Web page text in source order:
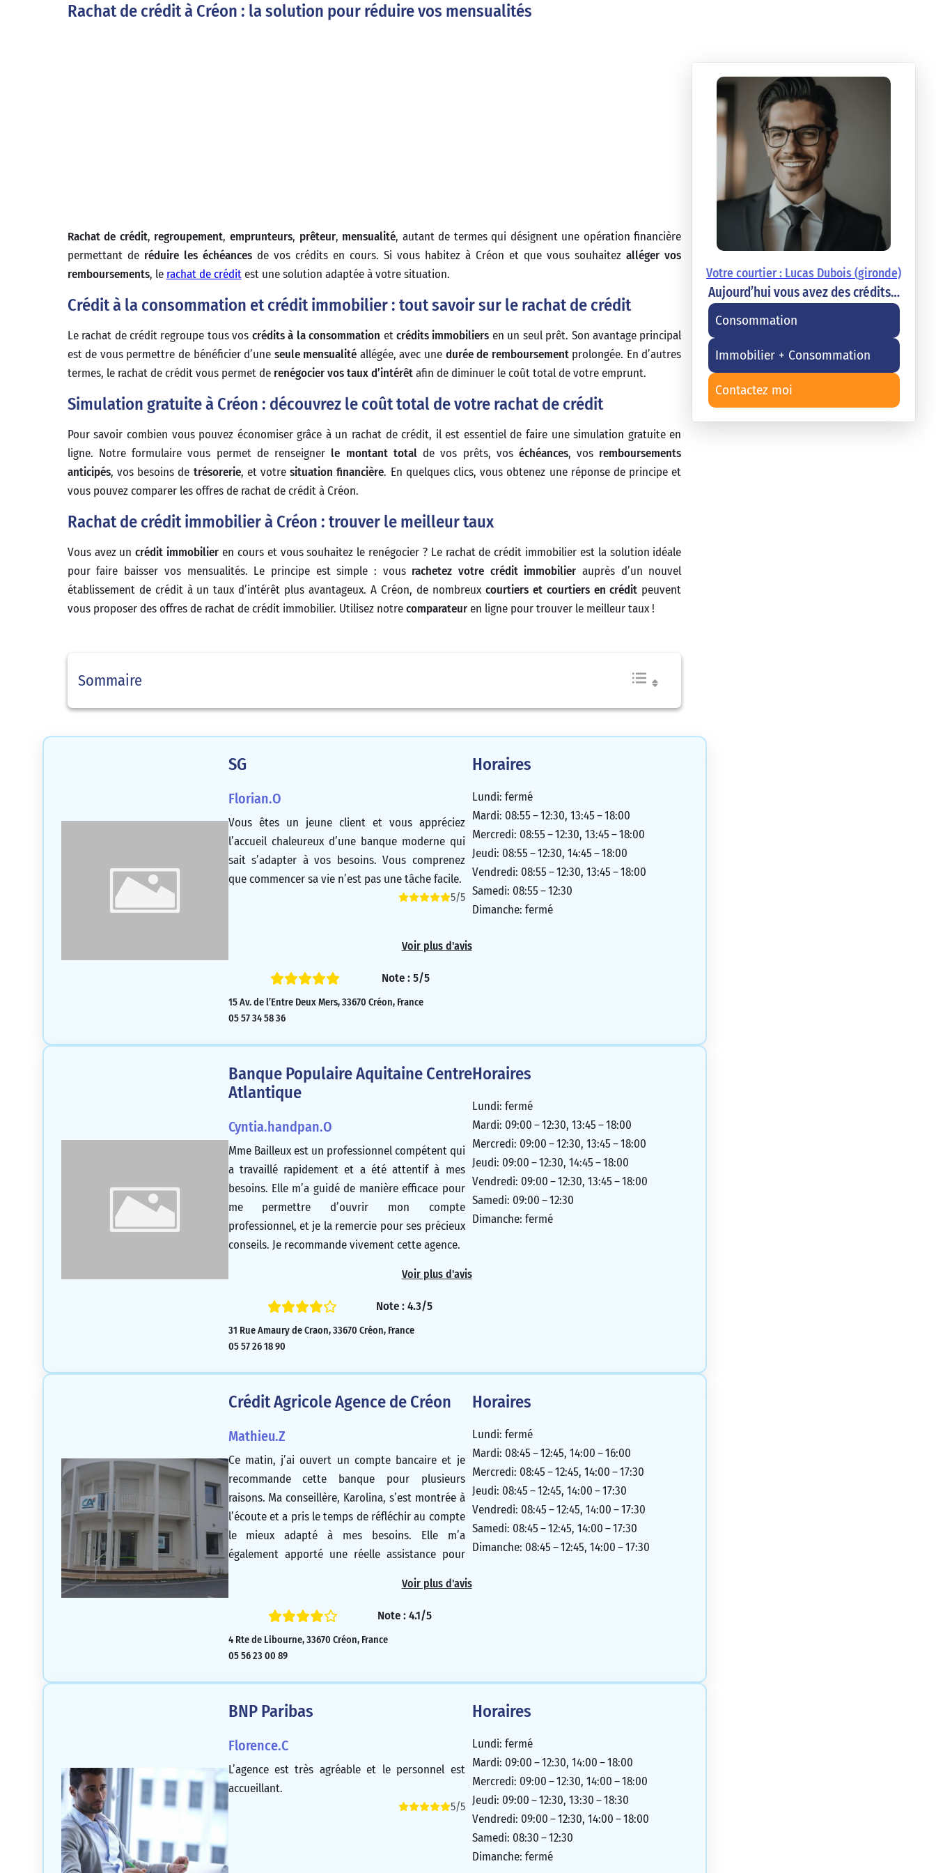
Votre courtier : Lucas Dubois (gironde)
Aujourd’hui vous avez des crédits…
Consommation
Immobilier + Consommation
Contactez moi
Rachat de crédit à Créon : la solution pour réduire vos mensualités
Rachat de crédit, regroupement, emprunteurs, prêteur, mensualité, autant de termes qui désignent une opération financière
permettant de réduire les échéancesde vos crédits en cours. Si vous habitez à Créon et que vous souhaitezalléger vos
remboursements, le rachat de créditest une solution adaptée à votre situation.
Crédit à la consommation et crédit immobilier : tout savoir sur le rachat de crédit
Le rachat de crédit regroupe tous vos crédits à la consommation et crédits immobiliers en un seul prêt. Son avantage principal
est de vous permettre de bénéficier d’une seule mensualité allégée, avec une durée de remboursementprolongée. En d’autres
termes, le rachat de crédit vous permet de renégocier vos taux d’intérêtafin de diminuer le coût total de votre emprunt.
Simulation gratuite à Créon : découvrez le coût total de votre rachat de crédit
Pour savoir combien vous pouvez économiser grâce à un rachat de crédit, il est essentiel de faire une simulation gratuite en
ligne. Notre formulaire vous permet de renseigner le montant total de vos prêts, vos échéances, vos remboursements
anticipés, vos besoins de trésorerie, et votresituation financière. En quelques clics, vous obtenez une réponse de principe et
vous pouvez comparer les offres de rachat de crédit à Créon.
Rachat de crédit immobilier à Créon : trouver le meilleur taux
Vous avez uncrédit immobilier en cours et vous souhaitez le renégocier ? Le rachat de crédit immobilier est la solution idéale
pour faire baisser vos mensualités. Le principe est simple : vous rachetez votre crédit immobilier auprès d’un nouvel
établissement de crédit à un taux d’intérêt plus avantageux. A Créon, de nombreux courtiers et courtiers en crédit peuvent
vous proposer des offres de rachat de crédit immobilier. Utilisez notre comparateuren ligne pour trouver le meilleur taux !
Sommaire
SG
Florian.O
Vous êtes un jeune client et vous appréciez
l’accueil chaleureux d’une banque moderne qui
sait s’adapter à vos besoins. Vous comprenez
que commencer sa vie n’est pas une tâche facile.
5/5
Voir plus d'avis
Note : 5/5
15 Av. de l’Entre Deux Mers, 33670 Créon, France
05 57 34 58 36
Horaires
Lundi: fermé
Mardi: 08:55 – 12:30, 13:45 – 18:00
Mercredi: 08:55 – 12:30, 13:45 – 18:00
Jeudi: 08:55 – 12:30, 14:45 – 18:00
Vendredi: 08:55 – 12:30, 13:45 – 18:00
Samedi: 08:55 – 12:30
Dimanche: fermé
Banque Populaire Aquitaine Centre
Atlantique
Cyntia.handpan.O
Mme Bailleux est un professionnel compétent qui
a travaillé rapidement et a été attentif à mes
besoins. Elle m’a guidé de manière efficace pour
me permettre d’ouvrir mon compte
professionnel, et je la remercie pour ses précieux
conseils. Je recommande vivement cette agence.
Voir plus d'avis
Note : 4.3/5
31 Rue Amaury de Craon, 33670 Créon, France
05 57 26 18 90
Horaires
Lundi: fermé
Mardi: 09:00 – 12:30, 13:45 – 18:00
Mercredi: 09:00 – 12:30, 13:45 – 18:00
Jeudi: 09:00 – 12:30, 14:45 – 18:00
Vendredi: 09:00 – 12:30, 13:45 – 18:00
Samedi: 09:00 – 12:30
Dimanche: fermé
Crédit Agricole Agence de Créon
Mathieu.Z
Ce matin, j’ai ouvert un compte bancaire et je
recommande cette banque pour plusieurs
raisons. Ma conseillère, Karolina, s’est montrée à
l’écoute et a pris le temps de réfléchir au compte
le mieux adapté à mes besoins. Elle m’a
également apporté une réelle assistance pour
mes projets d’avenir et pour les aspects de la vie
quotidienne. C’est une banque humaine avec
une conseillère très dynamique, souriante et
mis en confiance et je tiens à remercier le Crédit
particulier.
Voir plus d'avis
Note : 4.1/5
4 Rte de Libourne, 33670 Créon, France
05 56 23 00 89
Horaires
Lundi: fermé
Mardi: 08:45 – 12:45, 14:00 – 16:00
Mercredi: 08:45 – 12:45, 14:00 – 17:30
Jeudi: 08:45 – 12:45, 14:00 – 17:30
Vendredi: 08:45 – 12:45, 14:00 – 17:30
Samedi: 08:45 – 12:45, 14:00 – 17:30
Dimanche: 08:45 – 12:45, 14:00 – 17:30
BNP Paribas
Florence.C
L’agence est très agréable et le personnel est
accueillant.
5/5
Horaires
Lundi: fermé
Mardi: 09:00 – 12:30, 14:00 – 18:00
Mercredi: 09:00 – 12:30, 14:00 – 18:00
Jeudi: 09:00 – 12:30, 13:30 – 18:30
Vendredi: 09:00 – 12:30, 14:00 – 18:00
Samedi: 08:30 – 12:30
Dimanche: fermé